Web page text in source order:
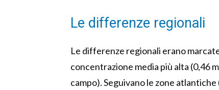
Le differenze regionali
Le differenze regionali erano
concentrazione media più alta (0,46
campo). Seguivano le zone